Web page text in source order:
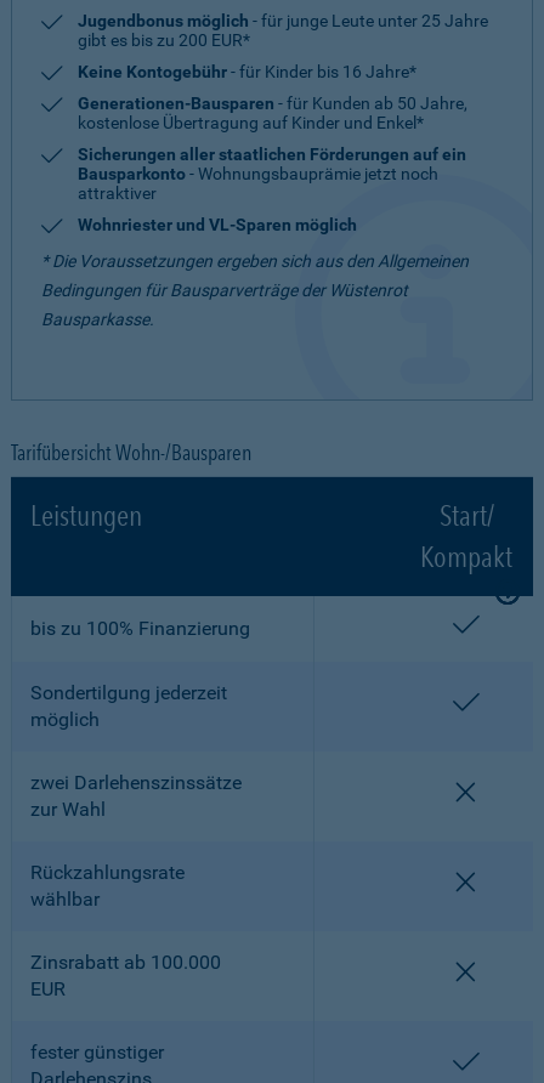
Jugendbonus möglich - für junge Leute unter 25 Jahre
gibt es bis zu 200 EUR*
Keine Kontogebühr- für Kinder bis 16 Jahre*
Generationen-Bausparen - für Kunden ab 50 Jahre,
kostenlose Übertragung auf Kinder und Enkel*
Sicherungen aller staatlichen Förderungen auf ein
Bausparkonto- Wohnungsbauprämie jetzt noch
attraktiver
Wohnriester und VL-Sparen möglich
* Die Voraussetzungen ergeben sich aus den Allgemeinen
Bedingungen für Bausparverträge der Wüstenrot
Bausparkasse.
Tarifübersicht Wohn-/Bausparen
Leistungen
Start/
Kompakt
bis zu 100% Finanzierung
Sondertilgung jederzeit
möglich
zwei Darlehenszinssätze
zur Wahl
Rückzahlungsrate
wählbar
Zinsrabatt ab 100.000
EUR
fester günstiger